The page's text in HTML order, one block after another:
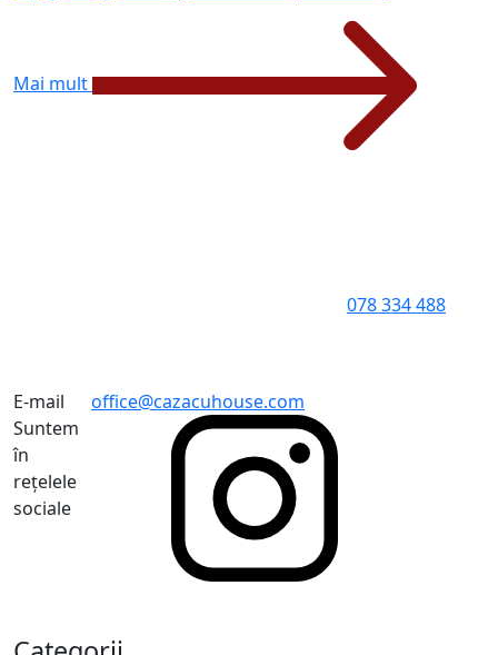
Mai mult
078 334 488
E-mail
office@cazacuhouse.com
Suntem
în
rețelele
sociale